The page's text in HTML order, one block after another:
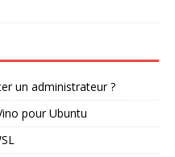
un administrateur ?
pour Ubuntu